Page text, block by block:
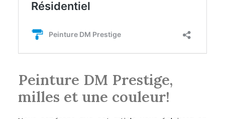
Peinture DM Prestige,
milles et une couleur!